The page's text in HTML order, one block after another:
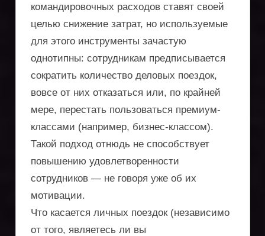
жительство,
защита
активов,
оптимизации
поездок
командировочных расходов ставят своей
целью снижение затрат, но используемые
для этого инструменты зачастую
однотипны: сотрудникам предписывается
сократить количество деловых поездок,
вовсе от них отказаться или, по крайней
мере, перестать пользоваться премиум-
классами (например, бизнес-классом).
Такой подход отнюдь не способствует
повышению удовлетворенности
сотрудников — не говоря уже об их
мотивации.
Что касается личных поездок (независимо
от того, являетесь ли вы